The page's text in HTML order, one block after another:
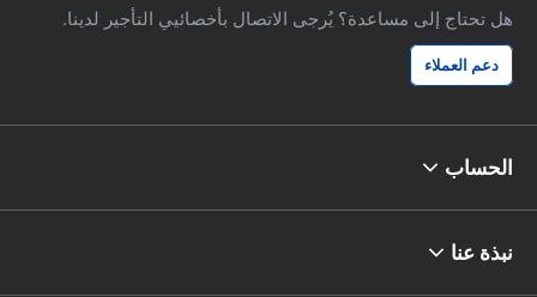
هل تحتاج إلى مساعدة؟ يُرجى الاتصال بأخصائيي التأجير لدينا.
دعم العملاء
الحساب
نبذة عنا